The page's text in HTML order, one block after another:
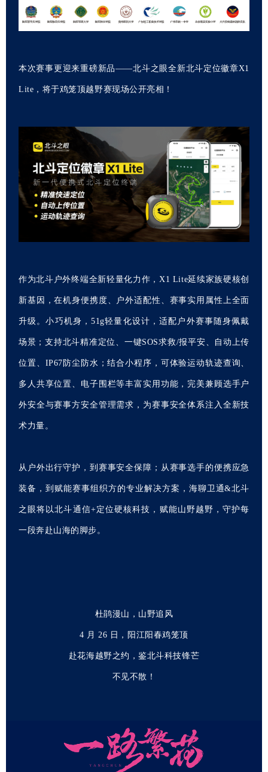
本次赛事更迎来重磅新品——北斗之眼全新北斗定位徽章X1
Lite，将于鸡笼顶越野赛现场公开亮相！
作为北斗户外终端全新轻量化力作，X1 Lite延续家族硬核创
新基因，在机身便携度、户外适配性、赛事实用属性上全面
升级。小巧机身，51g轻量化设计，适配户外赛事随身佩戴
场景；支持北斗精准定位、一键SOS求救/报平安、自动上传
位置、IP67防尘防水；结合小程序，可体验运动轨迹查询、
多人共享位置、电子围栏等丰富实用功能，完美兼顾选手户
外安全与赛事方安全管理需求，为赛事安全体系注入全新技
术力量。
从户外出行守护，到赛事安全保障；从赛事选手的便携应急
装备，到赋能赛事组织方的专业解决方案，海聊卫通&北斗
之眼将以北斗通信+定位硬核科技，赋能山野越野，守护每
一段奔赴山海的脚步。
杜鹃漫山，山野追风
4 月 26 日，阳江阳春鸡笼顶
赴花海越野之约，鉴北斗科技锋芒
不见不散！